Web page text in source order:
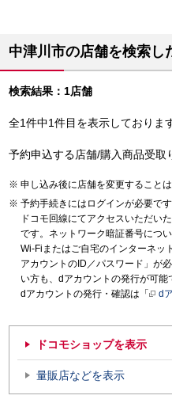
中津川市の店舗を検索し
検索結果：1店舗
全1件中1件目を表示しておりま
予約申込する店舗/購入商品受取
申し込み後に店舗を変更することは
予約手続きにはログインが必要です
ドコモ回線にてアクセスいただい
です。ネットワーク暗証番号につ
Wi-Fiまたはご自宅のインターネッ
アカウントのID／パスワード」が
い方も、dアカウントの発行が可能
dアカウントの発行・確認は「
d
ドコモショップを表示
量販店などを表示